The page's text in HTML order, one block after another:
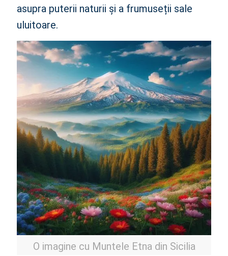
asupra puterii naturii și a frumuseții sale
uluitoare.
O imagine cu Muntele Etna din Sicilia